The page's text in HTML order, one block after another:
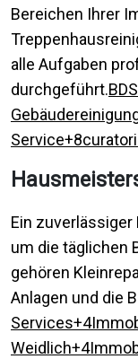
Bereichen Ihrer
alle Aufgaben
durchgeführt.
Ein
um die täglichen
gehören
Anlagen und die